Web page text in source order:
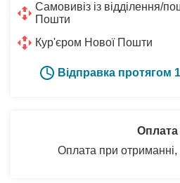
Самовивіз із відділення/
Пошти
Кур'єром Нової Пошти
Відправка протягом
Оплата
Оплата при